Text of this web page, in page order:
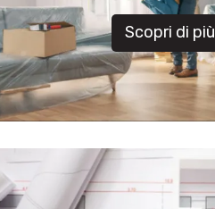
Scopri di più